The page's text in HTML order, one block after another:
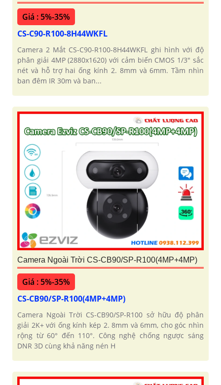
Giá : 5%-35%
CS-C90-R100-8H44WKFL
Camera 2 Mắt CS-C90-R100-8H44WKFL ghi hình với độ
phân giải 4MP (2880x1620) với cảm biến CMOS 1/3" sắc
nét và hỗ trợ hai ống kính 2. 8mm và 6mm. Tầm nhìn
ban đêm IR 30m và ban...
Camera Ngoài Trời CS-CB90/SP-R100(4MP+4MP)
Giá : 5%-35%
CS-CB90/SP-R100(4MP+4MP)
Camera Ngoài Trời CS-CB90/SP-R100 sở hữu độ phân
giải 2K+ với ống kính kép 2. 8mm và 6mm, cho góc nhìn
rộng từ 60° đến 110°. Công nghệ chống ngược sáng
DNR 3D cùng khả năng nén H